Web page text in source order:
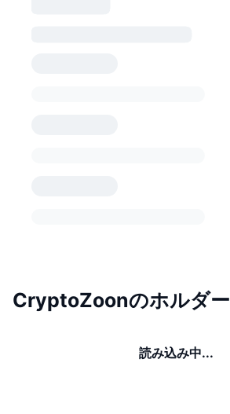
CryptoZoonのホルダー
読み込み中...